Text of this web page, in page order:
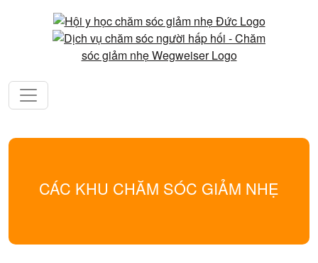
CÁC KHU CHĂM SÓC GIẢM NHẸ